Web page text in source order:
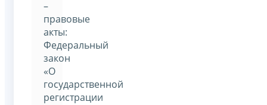
–
правовые
акты:
Федеральный
закон
«О
государственной
регистрации